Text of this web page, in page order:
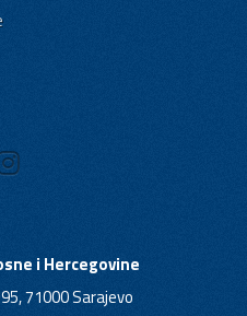
i Hercegovine
71000 Sarajevo